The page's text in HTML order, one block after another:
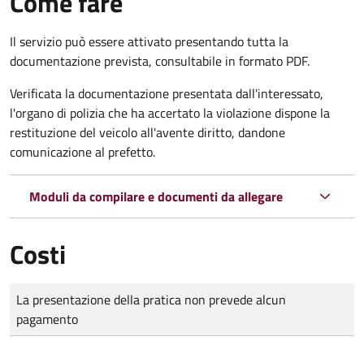
Il servizio può essere attivato presentando tutta la
documentazione prevista, consultabile in formato PDF.
Verificata la documentazione presentata dall'interessato,
l'organo di polizia che ha accertato la violazione dispone la
restituzione del veicolo all'avente diritto, dandone
comunicazione al prefetto.
Moduli da compilare e documenti da allegare
Costi
Tipo di pagamento
Importo
La presentazione della pratica non prevede alcun
pagamento